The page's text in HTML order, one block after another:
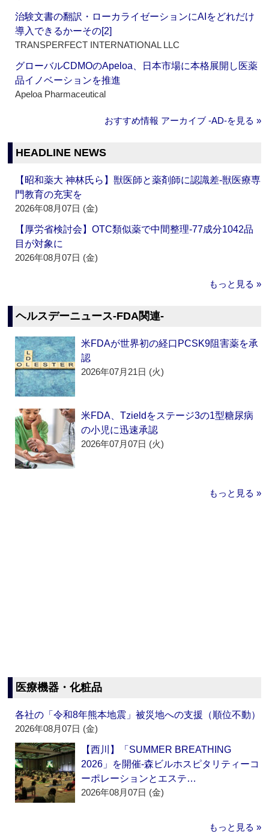
治験文書の翻訳・ローカライゼーションにAIをどれだけ
導入できるかーその[2]
TRANSPERFECT INTERNATIONAL LLC
グローバルCDMOのApeloa、日本市場に本格展開し医薬
品イノベーションを推進
Apeloa Pharmaceutical
おすすめ情報 アーカイブ ‐AD‐を見る »
HEADLINE NEWS
【昭和薬大 神林氏ら】獣医師と薬剤師に認識差‐獣医療専
門教育の充実を
2026年08月07日 (金)
【厚労省検討会】OTC類似薬で中間整理‐77成分1042品
目が対象に
2026年08月07日 (金)
もっと見る »
ヘルスデーニュース‐FDA関連‐
米FDAが世界初の経口PCSK9阻害薬を承
認
2026年07月21日 (火)
米FDA、Tzieldをステージ3の1型糖尿病
の小児に迅速承認
2026年07月07日 (火)
もっと見る »
医療機器・化粧品
各社の「令和8年熊本地震」被災地への支援（順位不動）
2026年08月07日 (金)
【西川】「SUMMER BREATHING
2026」を開催‐森ビルホスピタリティーコ
ーポレーションとエステ…
2026年08月07日 (金)
もっと見る »